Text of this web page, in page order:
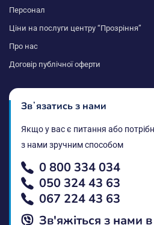
Персонал
Ціни на послуги центру “Прозріння”
Про нас
Договір публічної оферти
Звʼязатись з нами
Якщо у вас є питання або
з нами зручним способом
0 800 334 034
050 324 43 63
067 224 43 63
Зв'яжіться з нами в